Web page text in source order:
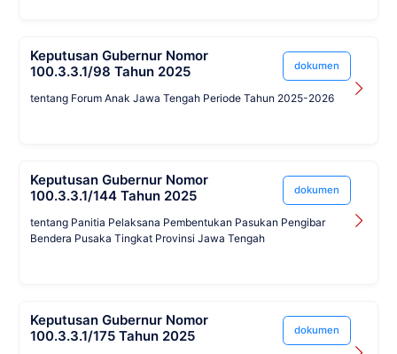
Keputusan Gubernur Nomor
100.3.3.1/98 Tahun 2025
dokumen
tentang Forum Anak Jawa Tengah Periode Tahun 2025-2026
Keputusan Gubernur Nomor
100.3.3.1/144 Tahun 2025
dokumen
tentang Panitia Pelaksana Pembentukan Pasukan Pengibar
Bendera Pusaka Tingkat Provinsi Jawa Tengah
Keputusan Gubernur Nomor
100.3.3.1/175 Tahun 2025
dokumen